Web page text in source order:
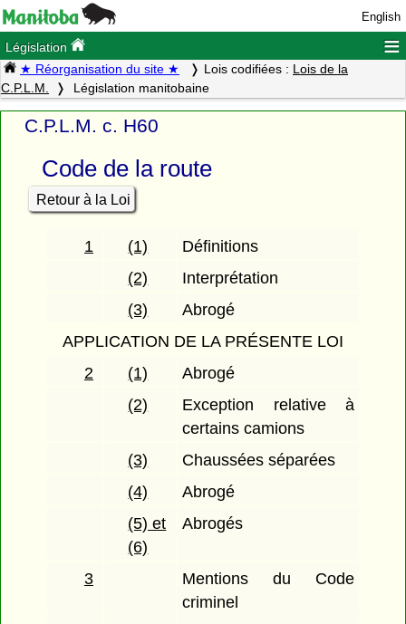
English
Législation ≡
★ Réorganisation du site ★ Lois codifiées : Lois de la
C.P.L.M.
Législation manitobaine
C.P.L.M. c. H60
Code de la route
Retour à la Loi
1 (1)
Définitions
(2)
Interprétation
(3)
Abrogé
APPLICATION DE LA PRÉSENTE LOI
2
(1)
Abrogé
(2)
Exception relative à
certains camions
(3)
Chaussées séparées
(4)
Abrogé
(5) et
(6)
Abrogés
3
Mentions du Code
criminel